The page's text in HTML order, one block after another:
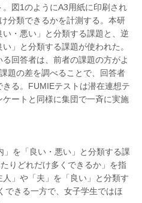
図1のようにA3用紙に印刷され
分類できるかを計測する。本研
・悪い」と分類する課題と、逆
」と分類する課題が使われた。
回答者は、前者の課題の方がよ
題の差を調べることで、回答者
る。FUMIEテストは潜在連想テ
ートと同様に集団で一斉に実施
を「良い・悪い」と分類する課
りどれだけ多くできるか」を指
」や「夫」を「良い」と分類す
できる一方で、女子学生ではほ